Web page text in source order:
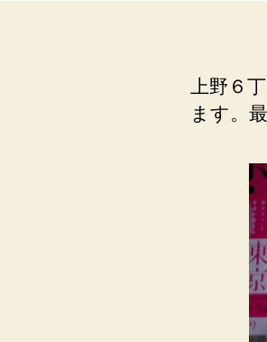
上野６
ます。